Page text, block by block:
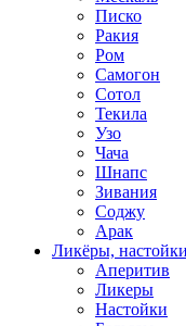
Писко
Ракия
Ром
Самогон
Сотол
Текила
Узо
Чача
Шнапс
Зивания
Соджу
Арак
Ликёры,
Аперитив
Ликеры
Настойки